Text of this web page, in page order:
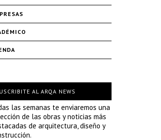
AL ARQA NEWS
las semanas te enviaremos una
de las obras y noticias más
de arquitectura, diseño y